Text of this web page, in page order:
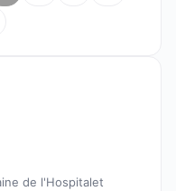
de l'Hospitalet